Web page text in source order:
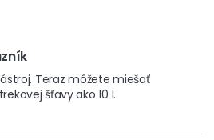
Teraz môžete miešať
šťavy ako 10 l.